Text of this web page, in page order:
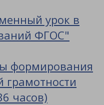
урок в
ФГОС"
формирования
грамотности
часов)